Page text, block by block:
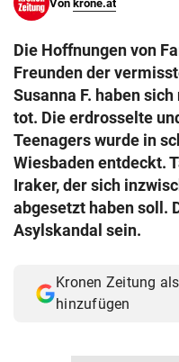
Von krone.at
Die Hoffnungen von
Freunden der
Susanna F. haben
tot. Die erdrosselte
Teenagers wurde in
Wiesbaden entdeckt.
Iraker, der sich
abgesetzt haben soll.
Asylskandal sein.
Kronen Zeitung
hinzufügen